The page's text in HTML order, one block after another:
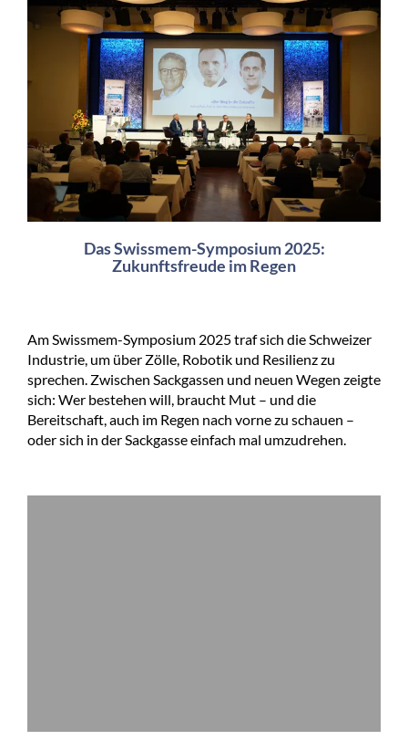
Das Swissmem-Symposium 2025:
Zukunftsfreude im Regen
Am Swissmem-Symposium 2025 traf sich die Schweizer
Industrie, um über Zölle, Robotik und Resilienz zu
sprechen. Zwischen Sackgassen und neuen Wegen zeigte
sich: Wer bestehen will, braucht Mut – und die
Bereitschaft, auch im Regen nach vorne zu schauen –
oder sich in der Sackgasse einfach mal umzudrehen.